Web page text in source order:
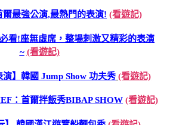
爾最強公演,最熱門的表演! (看遊記)
必看!座無虛席，整場刺激又精彩的表演
~ (看遊記)
演】韓國 Jump Show 功夫秀 (看遊記)
：首爾拌飯秀BIBAP SHOW (看遊記)